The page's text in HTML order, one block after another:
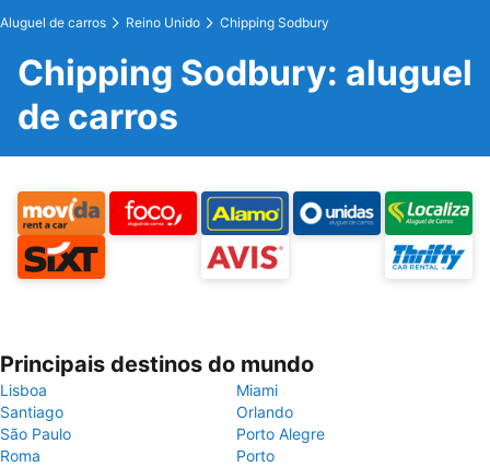
Aluguel de carros Reino Unido Chipping Sodbury
Chipping Sodbury: aluguel
de carros
Principais destinos do mundo
Lisboa
Miami
Santiago
Orlando
São Paulo
Porto Alegre
Roma
Porto